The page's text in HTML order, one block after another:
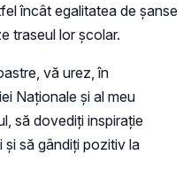
încât egalitatea de șanse
traseul lor școlar.
vă urez, în
Naționale și al meu
să dovediți inspirație
și să gândiți pozitiv la